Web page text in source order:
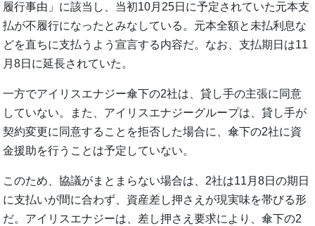
履行事由」に該当し、当初10月25日に予定されていた元本支
払が不履行になったとみなしている。元本全額と未払利息な
どを直ちに支払うよう宣言する内容だ。なお、支払期日は11
月8日に延長されていた。
一方でアイリスエナジー傘下の2社は、貸し手の主張に同意
していない。また、アイリスエナジーグループは、貸し手が
契約変更に同意することを拒否した場合に、傘下の2社に資
金援助を行うことは予定していない。
このため、協議がまとまらない場合は、2社は11月8日の期日
に支払いが間に合わず、資産差し押さえが現実味を帯びる形
だ。アイリスエナジーは、差し押さえ要求により、傘下の2